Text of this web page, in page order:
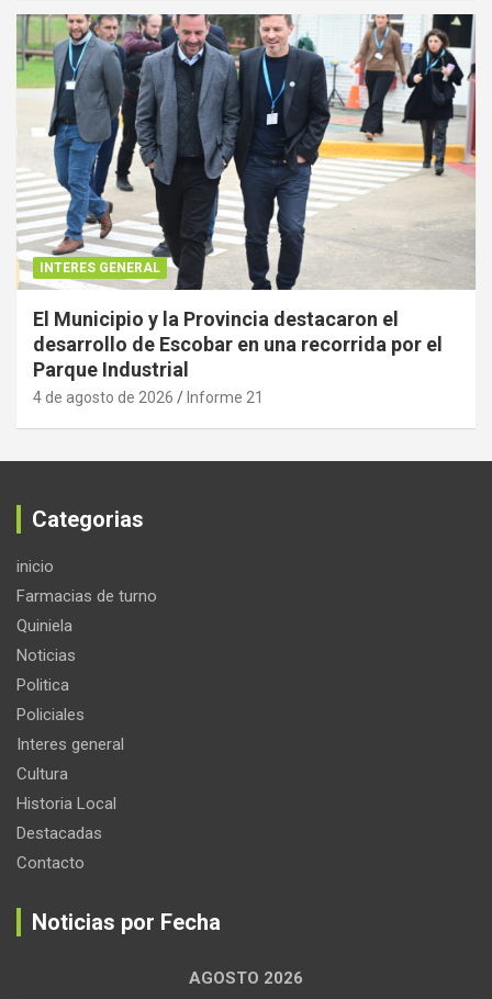
INTERES GENERAL
El Municipio y la Provincia destacaron el
desarrollo de Escobar en una recorrida por el
Parque Industrial
4 de agosto de 2026 Informe 21
Categorias
inicio
Farmacias de turno
Quiniela
Noticias
Politica
Policiales
Interes general
Cultura
Historia Local
Destacadas
Contacto
Noticias por Fecha
AGOSTO 2026